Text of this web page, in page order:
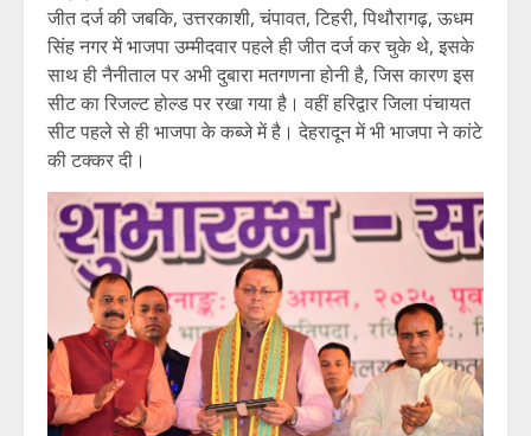
जीत दर्ज की जबकि, उत्तरकाशी, चंपावत, टिहरी, पिथौरागढ़, ऊधम
सिंह नगर में भाजपा उम्मीदवार पहले ही जीत दर्ज कर चुके थे, इसके
साथ ही नैनीताल पर अभी दुबारा मतगणना होनी है, जिस कारण इस
सीट का रिजल्ट होल्ड पर रखा गया है। वहीं हरिद्वार जिला पंचायत
सीट पहले से ही भाजपा के कब्जे में है। देहरादून में भी भाजपा ने कांटे
की टक्कर दी।